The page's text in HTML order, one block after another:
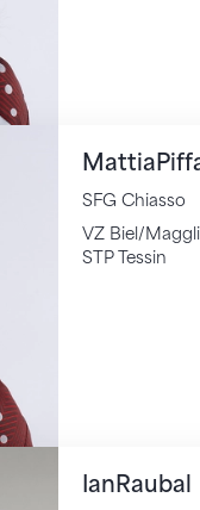
Mattia
SFG Chiasso
VZ Biel/
STP Tessin
IanRaubal